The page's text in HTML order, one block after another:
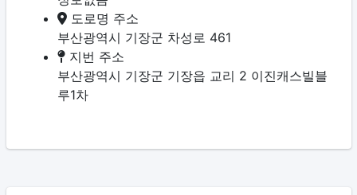
도로명 주소
부산광역시 기장군 차성로 461
지번 주소
부산광역시 기장군 기장읍 교리 2 이진캐스빌블
루1차